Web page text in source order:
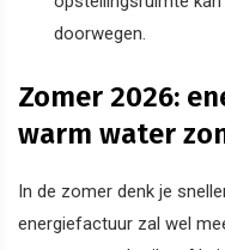
doorwegen.
Zomer 2026:
warm water
In de zomer denk je
energiefactuur zal wel